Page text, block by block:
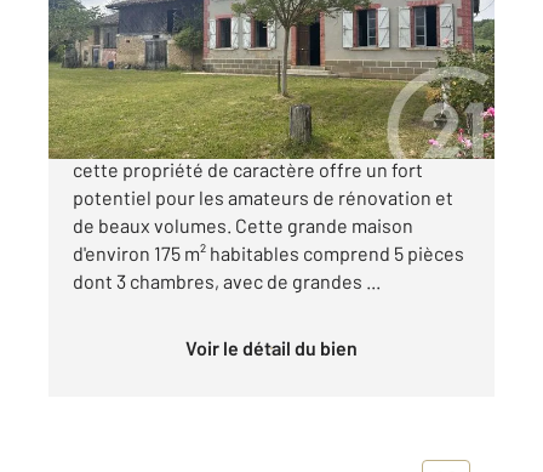
Maison à vendre
100 000 €
Dans un environnement calme et verdoyant,
cette propriété de caractère offre un fort
potentiel pour les amateurs de rénovation et
de beaux volumes. Cette grande maison
d'environ 175 m² habitables comprend 5 pièces
dont 3 chambres, avec de grandes ...
Voir le détail du bien